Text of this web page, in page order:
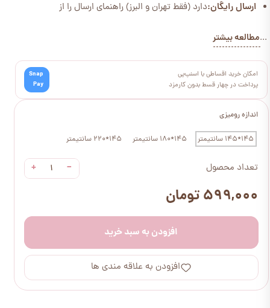
اندازه رومیزی
145*145 سانتیمتر 145*180 سانتیمتر 145*220 سانتیمتر
تعداد محصول −
+
۵۹۹,۰۰۰ تومان
افزودن به سبد خرید
افزودن به علاقه مندی ها
ارسال رایگان:دارد (فقط تهران و البرز) راهنمای ارسال را از
...مطالعه بیشتر
امکان خرید اقساطی با اسنپ‌پی
پرداخت در چهار قسط بدون کارمزد
Snap
Pay